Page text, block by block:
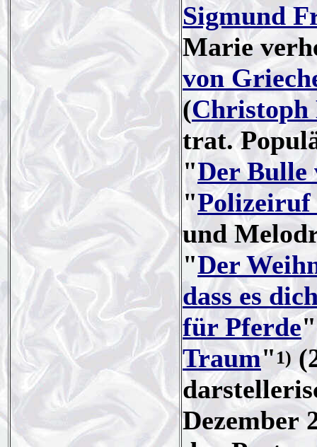
Sigmund
Marie
von
(Christoph
trat.
"Der Bulle
"Polizeiruf
und
"Der
dass es
für Pferde"
Traum"1)
Dezember